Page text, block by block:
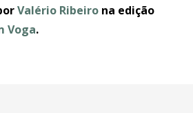
Valério Ribeiro na edição
Voga.